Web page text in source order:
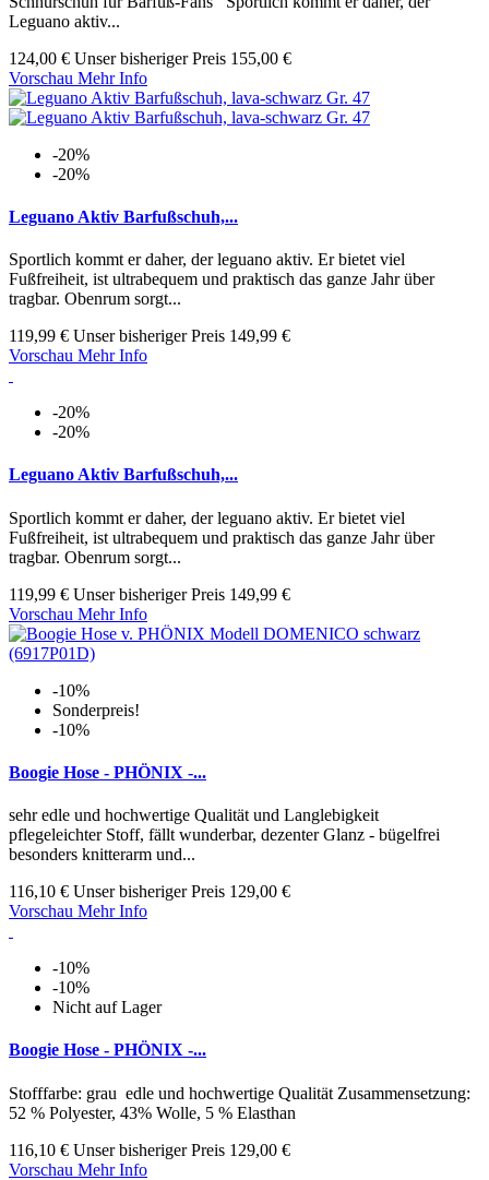
Leguano aktiv...
124,00 € Unser bisheriger Preis 155,00 €
Vorschau Mehr Info
-20%
-20%
Leguano Aktiv Barfußschuh,...
Sportlich kommt er daher, der leguano aktiv. Er bietet viel
Fußfreiheit, ist ultrabequem und praktisch das ganze Jahr über
tragbar. Obenrum sorgt...
119,99 € Unser bisheriger Preis 149,99 €
Vorschau Mehr Info
-20%
-20%
Leguano Aktiv Barfußschuh,...
Sportlich kommt er daher, der leguano aktiv. Er bietet viel
Fußfreiheit, ist ultrabequem und praktisch das ganze Jahr über
tragbar. Obenrum sorgt...
119,99 € Unser bisheriger Preis 149,99 €
Vorschau Mehr Info
-10%
Sonderpreis!
-10%
Boogie Hose - PHÖNIX -...
sehr edle und hochwertige Qualität und Langlebigkeit
pflegeleichter Stoff, fällt wunderbar, dezenter Glanz - bügelfrei
besonders knitterarm und...
116,10 € Unser bisheriger Preis 129,00 €
Vorschau Mehr Info
-10%
-10%
Nicht auf Lager
Boogie Hose - PHÖNIX -...
Stofffarbe: grau edle und hochwertige Qualität Zusammensetzung:
52 % Polyester, 43% Wolle, 5 % Elasthan
116,10 € Unser bisheriger Preis 129,00 €
Vorschau Mehr Info